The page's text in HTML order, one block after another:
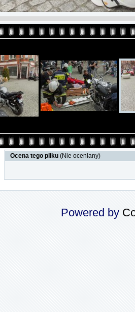
Ocena tego pliku (Nie oceniany)
Powered by